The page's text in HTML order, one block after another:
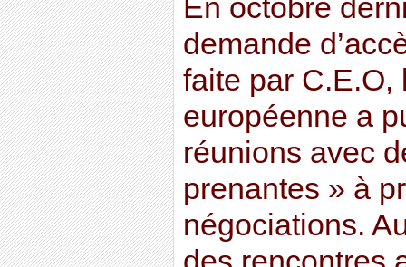
En octobre
demande
faite par C.E.O,
européenne a
réunions avec
prenantes » à
négociations.